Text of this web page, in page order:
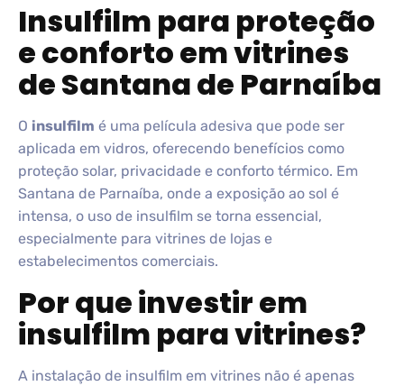
Insulfilm para proteção
e conforto em vitrines
de Santana de Parnaíba
O insulfilm é uma película adesiva que pode ser
aplicada em vidros, oferecendo benefícios como
proteção solar, privacidade e conforto térmico. Em
Santana de Parnaíba, onde a exposição ao sol é
intensa, o uso de insulfilm se torna essencial,
especialmente para vitrines de lojas e
estabelecimentos comerciais.
Por que investir em
insulfilm para vitrines?
A instalação de insulfilm em vitrines não é apenas